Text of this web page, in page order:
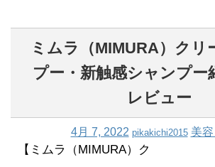
ミムラ（MIMURA）クリ
プー・新触感シャンプー
レビュー
4月 7, 2022 pikakichi2015 美
【ミムラ（MIMURA）ク